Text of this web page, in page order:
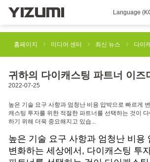
Language
SPACEA 산업용 3D 프린팅 솔루션
딕소몰딩 머신 로봇 자동화 솔루션
회사 정보 이즈미 글로벌
미디어 센터
투자자 정보
홈페이지
미디어 센터 최신 뉴스 다이
귀하의 다이캐스팅 파트너 이즈
2022-07-25
높은 기술 요구 사항과 엄청난 비용 압박으로 빠르게
캐스팅 투자를 위한 적절한 파트너를 선택하는 것이
하기 위해 더욱 중요해지고 있습...
높은 기술 요구 사항과 엄청난 비용
변화하는 세상에서, 다이캐스팅 투